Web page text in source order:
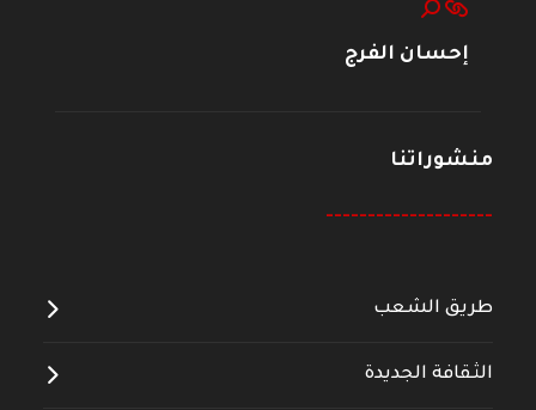
إحسان الفرج
منشوراتنا
--------------------
طريق الشعب
الثقافة الجديدة